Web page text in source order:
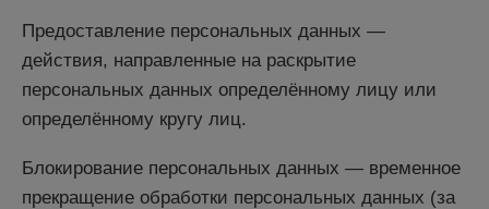
Предоставление персональных данных —
действия, направленные на раскрытие
персональных данных определённому лицу или
определённому кругу лиц.
Блокирование персональных данных — временное
прекращение обработки персональных данных (за